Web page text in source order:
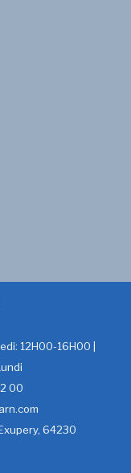
12H00-16H00 |
00
64230